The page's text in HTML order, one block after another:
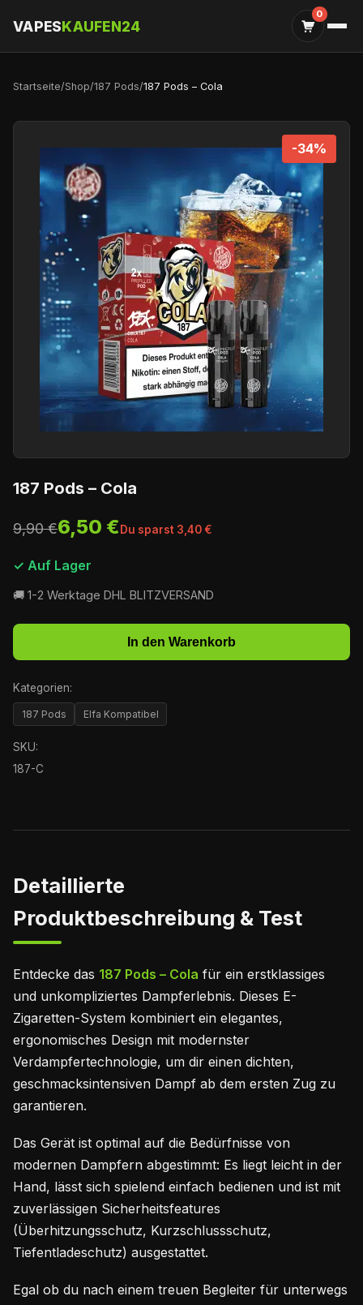
VAPESKAUFEN24
0
Startseite/Shop/187 Pods/187 Pods – Cola
-34%
187 Pods – Cola
9,90 €6,50 €Du sparst 3,40 €
✓ Auf Lager
🚚 1-2 Werktage DHL BLITZVERSAND
In den Warenkorb
Kategorien:
187 Pods Elfa Kompatibel
SKU:
187-C
Detaillierte
Produktbeschreibung & Test
Entdecke das 187 Pods – Cola für ein erstklassiges
und unkompliziertes Dampferlebnis. Dieses E-
Zigaretten-System kombiniert ein elegantes,
ergonomisches Design mit modernster
Verdampfertechnologie, um dir einen dichten,
geschmacksintensiven Dampf ab dem ersten Zug zu
garantieren.
Das Gerät ist optimal auf die Bedürfnisse von
modernen Dampfern abgestimmt: Es liegt leicht in der
Hand, lässt sich spielend einfach bedienen und ist mit
zuverlässigen Sicherheitsfeatures
(Überhitzungsschutz, Kurzschlussschutz,
Tiefentladeschutz) ausgestattet.
Egal ob du nach einem treuen Begleiter für unterwegs